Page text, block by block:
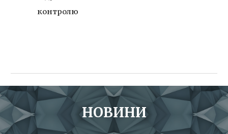
контролю
НОВИНИ